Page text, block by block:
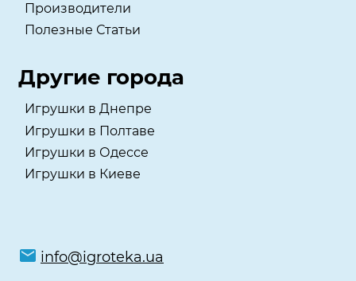
Производители
Полезные Статьи
Другие города
Игрушки в Днепре
Игрушки в Полтаве
Игрушки в Одессе
Игрушки в Киеве
info@igroteka.ua